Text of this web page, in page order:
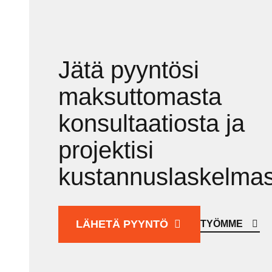
Jätä pyyntösi
maksuttomasta
konsultaatiosta ja
projektisi
LÄHETÄ PYYNTÖ TYÖMME